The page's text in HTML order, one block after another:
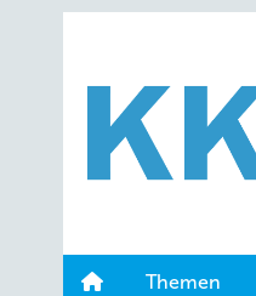
Hauptinhalt
Hauptmenü
Themen